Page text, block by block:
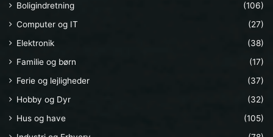
Boligindretning
(106)
Computer og IT
(27)
Elektronik
(38)
Familie og børn
(17)
Ferie og lejligheder
(37)
Hobby og Dyr
(32)
Hus og have
(105)